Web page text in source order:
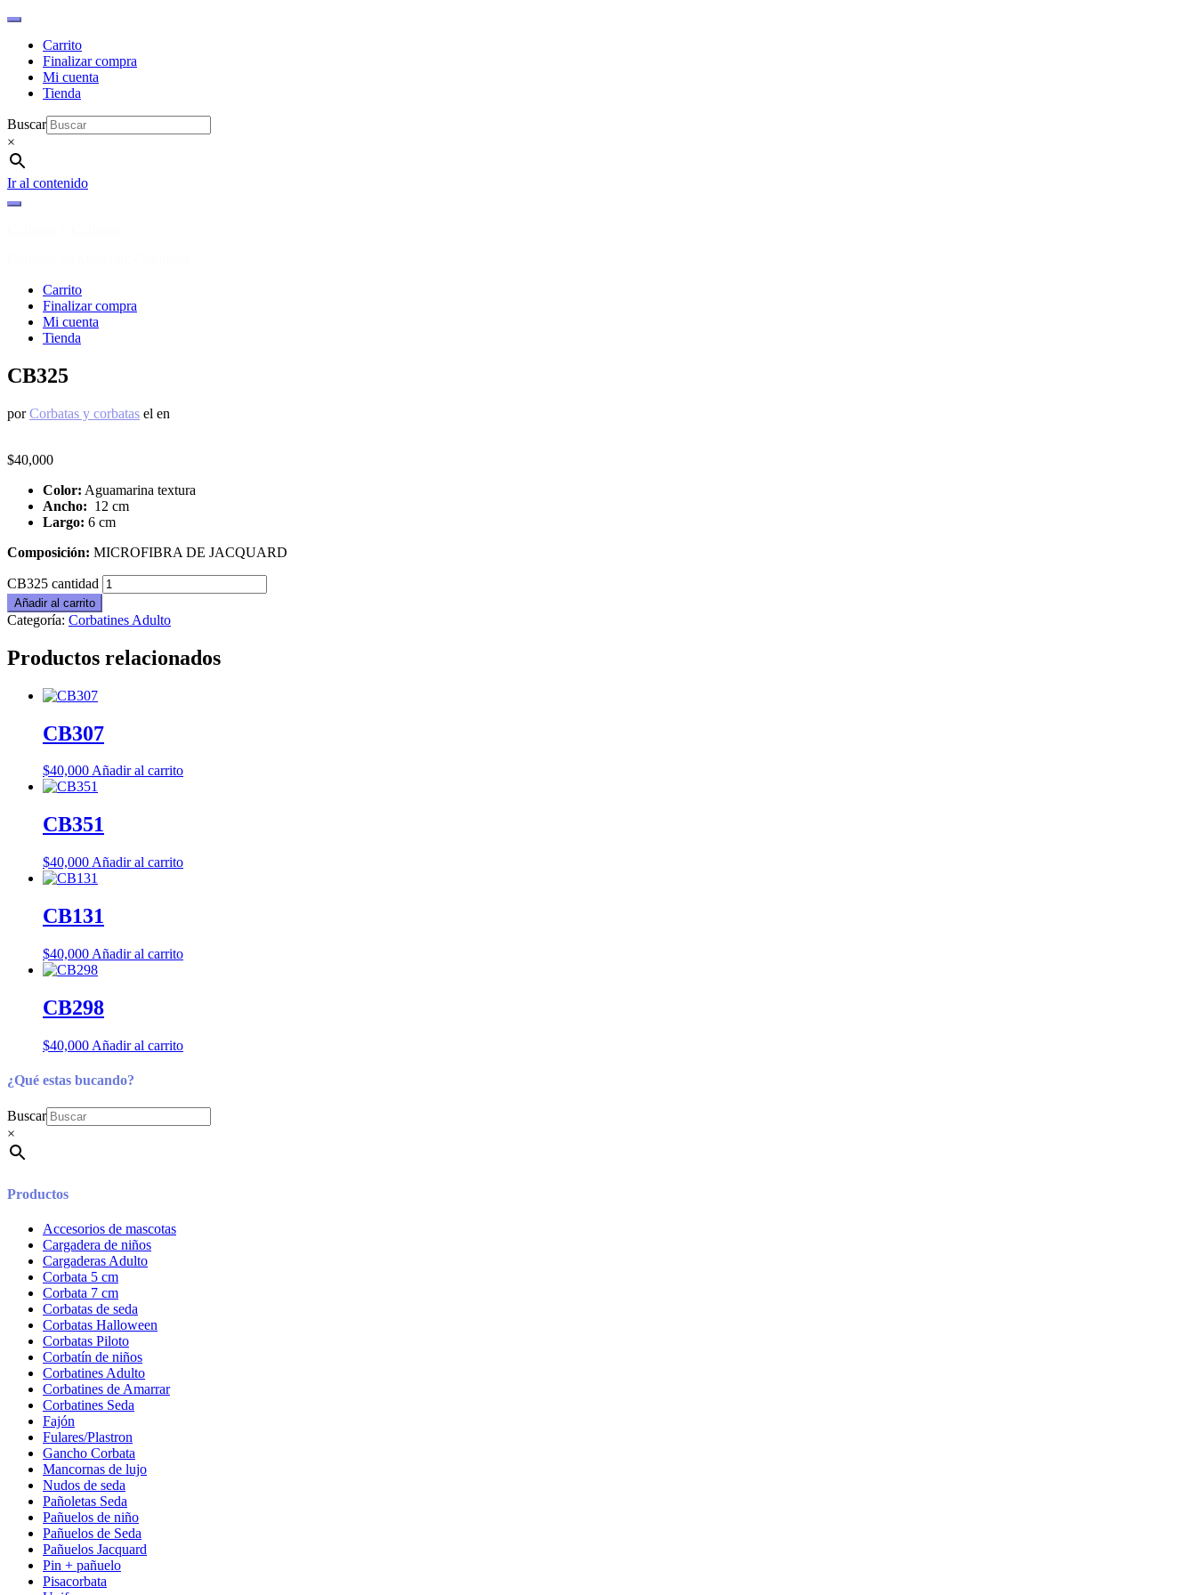
Carrito
Finalizar compra
Mi cuenta
Tienda
Buscar
×
Ir al contenido
Carrito
Finalizar compra
Mi cuenta
Tienda
CB325
porCorbatas y corbatas el en
$40,000
Color: Aguamarina textura
Ancho: 12 cm
Largo: 6 cm
Composición: MICROFIBRA DE JACQUARD
CB325 cantidad
Añadir al carrito
Categoría: Corbatines Adulto
Productos relacionados
CB307
$40,000Añadir al carrito
CB351
$40,000 Añadir al carrito
CB131
$40,000 Añadir al carrito
CB298
$40,000 Añadir al carrito
¿Qué estas bucando?
Buscar
×
Productos
Accesorios de mascotas
Cargadera de niños
Cargaderas Adulto
Corbata 5 cm
Corbata 7 cm
Corbatas de seda
Corbatas Halloween
Corbatas Piloto
Corbatín de niños
Corbatines Adulto
Corbatines de Amarrar
Corbatines Seda
Fajón
Fulares/Plastron
Gancho Corbata
Mancornas de lujo
Nudos de seda
Pañoletas Seda
Pañuelos de niño
Pañuelos de Seda
Pañuelos Jacquard
Pin + pañuelo
Pisacorbata